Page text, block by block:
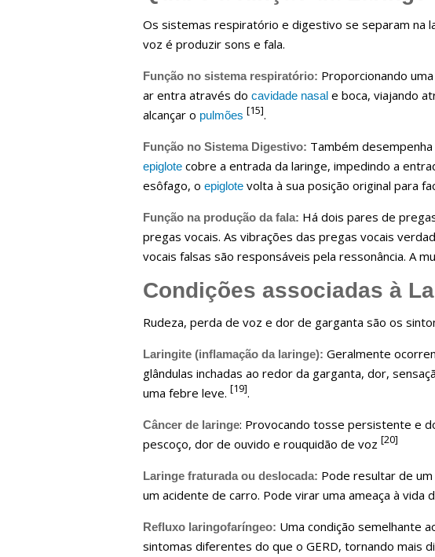
Os sistemas respiratório e digestivo se separam na
voz é produzir sons e fala.
Função no sistema respiratório: Proporcionando
ar entra através do cavidade nasal e boca, viajando
alcançar o pulmões [15].
Função no Sistema Digestivo: Também
epiglote cobre a entrada da laringe, impedindo a
esôfago, o epiglote volta à sua posição original para
Função na produção da fala: Há dois pares de
pregas vocais. As vibrações das pregas vocais
vocais falsas são responsáveis pela ressonância. A
Condições associadas à
Rudeza, perda de voz e dor de garganta são os
Laringite (inflamação da laringe): Geralmente
glândulas inchadas ao redor da garganta, dor,
uma febre leve. [19].
Câncer de laringe: Provocando tosse persistente e
pescoço, dor de ouvido e rouquidão de voz [20]
Laringe fraturada ou deslocada: Pode resultar de
um acidente de carro. Pode virar uma ameaça à
Refluxo laringofaríngeo: Uma condição semelhante
sintomas diferentes do que o GERD, tornando mais